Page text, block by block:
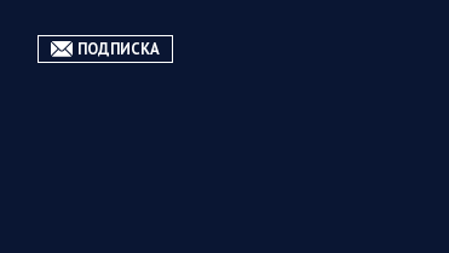
ПОДПИСКА